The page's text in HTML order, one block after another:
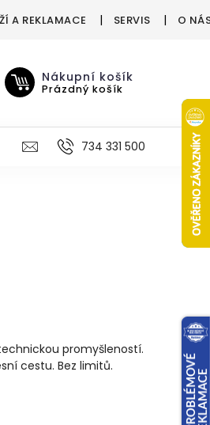
A REKLAMACE SERVIS O
Nákupní košík
Prázdný košík
VÝŽIVA VÝPRODEJ %
734 331 500
promyšleností.
cestu. Bez limitů.